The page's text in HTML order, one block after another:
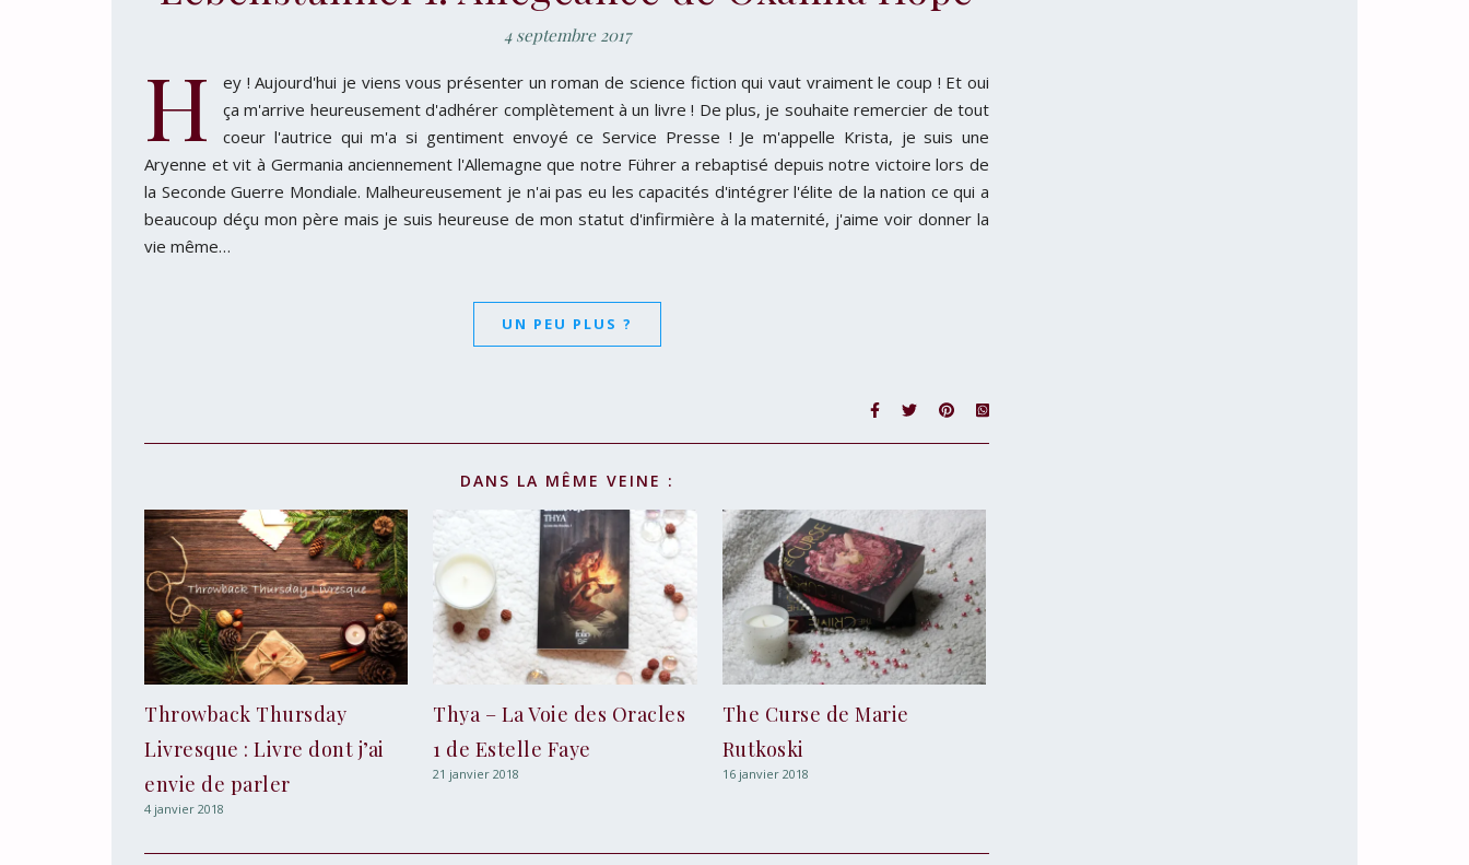
4 septembre 2017
H
ey ! Aujourd'hui je viens vous présenter un roman de science fiction qui vaut vraiment le coup ! Et oui
ça m'arrive heureusement d'adhérer complètement à un livre ! De plus, je souhaite remercier de tout
coeur l'autrice qui m'a si gentiment envoyé ce Service Presse ! Je m'appelle Krista, je suis une
Aryenne et vit à Germania anciennement l'Allemagne que notre Führer a rebaptisé depuis notre victoire lors de
la Seconde Guerre Mondiale. Malheureusement je n'ai pas eu les capacités d'intégrer l'élite de la nation ce qui a
beaucoup déçu mon père mais je suis heureuse de mon statut d'infirmière à la maternité, j'aime voir donner la
vie même…
UN PEU PLUS ?
DANS LA MÊME VEINE :
Throwback Thursday
Livresque : Livre dont j’ai
envie de parler
4 janvier 2018
Thya – La Voie des Oracles
1 de Estelle Faye
21 janvier 2018
The Curse de Marie
Rutkoski
16 janvier 2018